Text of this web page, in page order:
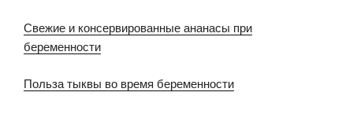
Свежие и консервированные ананасы при
беременности
Польза тыквы во время беременности